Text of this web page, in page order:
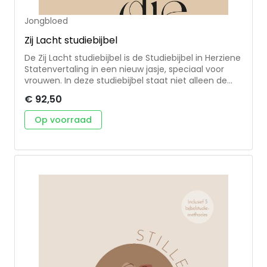
met schrijflijntjes Formaat: 15x22 cm
Jongbloed
Zij Lacht studiebijbel
De Zij Lacht studiebijbel is de Studiebijbel in Herziene
Statenvertaling in een nieuw jasje, speciaal voor
vrouwen. In deze studiebijbel staat niet alleen de
Lacht katernen, uitgebreide commentaren, context
bij ieder Bijbelboek, kaarten, illustraties,
Bijbelverwijzingen, uitleg over Bijbelse feesten en
studiebijbel wordt het nog makkelijker om de Bijbel
(beter) te lezen en begrijpen. Formaat: 16x24 cm
€ 92,50
Op voorraad